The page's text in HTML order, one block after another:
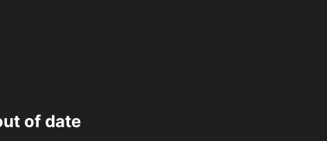
of date